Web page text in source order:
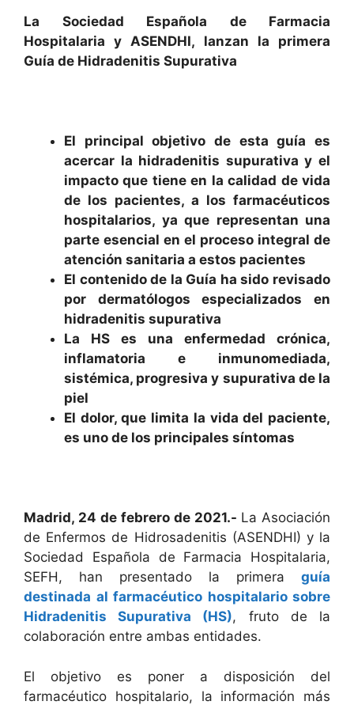
La Sociedad Española de Farmacia
Hospitalaria y ASENDHI, lanzan la primera
Guía de Hidradenitis Supurativa
El principal objetivo de esta guía es
acercar la hidradenitis supurativa y el
impacto que tiene en la calidad de vida
de los pacientes, a los farmacéuticos
hospitalarios, ya que representan una
parte esencial en el proceso integral de
atención sanitaria a estos pacientes
El contenido de la Guía ha sido revisado
por dermatólogos especializados en
hidradenitis supurativa
La HS es una enfermedad crónica,
inflamatoria e inmunomediada,
sistémica, progresiva y supurativa de la
piel
El dolor, que limita la vida del paciente,
es uno de los principales síntomas
Madrid, 24 de febrero de 2021.- La Asociación
de Enfermos de Hidrosadenitis (ASENDHI) y la
Sociedad Española de Farmacia Hospitalaria,
SEFH, han presentado la primera guía
destinada al farmacéutico hospitalario sobre
Hidradenitis Supurativa (HS), fruto de la
colaboración entre ambas entidades.
El objetivo es poner a disposición del
farmacéutico hospitalario, la información más